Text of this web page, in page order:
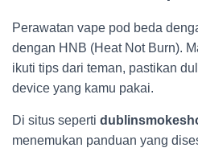
Perawatan vape pod beda
dengan HNB (Heat Not Burn).
ikuti tips dari teman, pastikan
device yang kamu pakai.
Di situs seperti
menemukan panduan yang